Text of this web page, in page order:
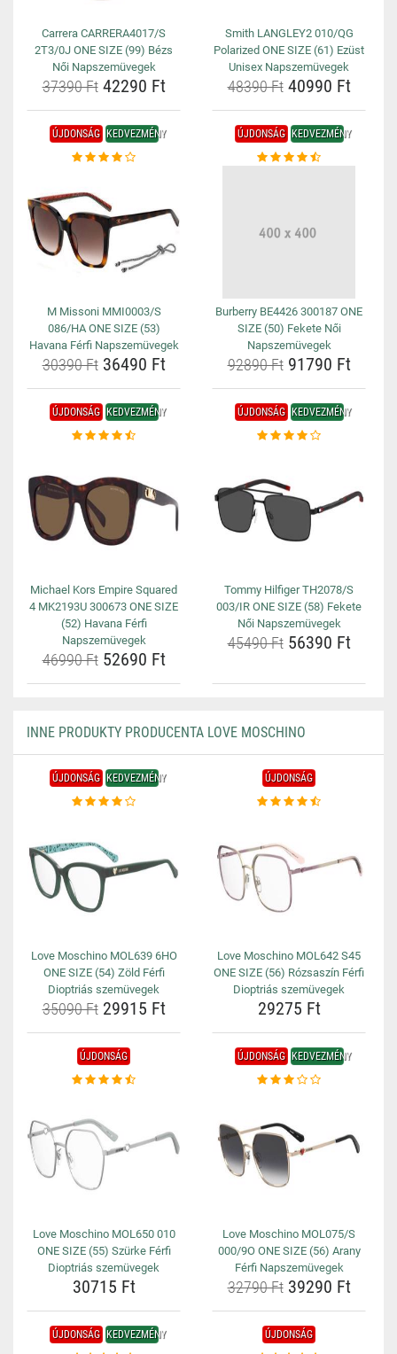
Carrera CARRERA4017/S
2T3/0J ONE SIZE (99) Bézs
Női Napszemüvegek
37390 Ft42290 Ft
Smith LANGLEY2 010/QG
Polarized ONE SIZE (61) Ezüst
Unisex Napszemüvegek
48390 Ft40990 Ft
ÚJDONSÁG KEDVEZMÉNY
M Missoni MMI0003/S
086/HA ONE SIZE (53)
Havana Férfi Napszemüvegek
30390 Ft36490 Ft
ÚJDONSÁG KEDVEZMÉNY
Burberry BE4426 300187 ONE
SIZE (50) Fekete Női
Napszemüvegek
92890 Ft91790 Ft
ÚJDONSÁG KEDVEZMÉNY
Michael Kors Empire Squared
4 MK2193U 300673 ONE SIZE
(52) Havana Férfi
Napszemüvegek
46990 Ft52690 Ft
ÚJDONSÁG KEDVEZMÉNY
Tommy Hilfiger TH2078/S
003/IR ONE SIZE (58) Fekete
Női Napszemüvegek
45490 Ft56390 Ft
INNE PRODUKTY PRODUCENTA LOVE MOSCHINO
ÚJDONSÁG KEDVEZMÉNY
Love Moschino MOL639 6HO
ONE SIZE (54) Zöld Férfi
Dioptriás szemüvegek
35090 Ft29915 Ft
ÚJDONSÁG
Love Moschino MOL642 S45
ONE SIZE (56) Rózsaszín Férfi
Dioptriás szemüvegek
29275 Ft
ÚJDONSÁG
Love Moschino MOL650 010
ONE SIZE (55) Szürke Férfi
Dioptriás szemüvegek
30715 Ft
ÚJDONSÁG KEDVEZMÉNY
Love Moschino MOL075/S
000/9O ONE SIZE (56) Arany
Férfi Napszemüvegek
32790 Ft39290 Ft
ÚJDONSÁG KEDVEZMÉNY ÚJDONSÁG